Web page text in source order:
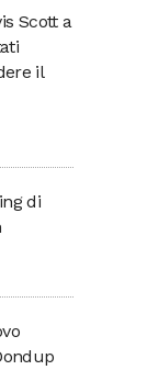
Scott a
il
di